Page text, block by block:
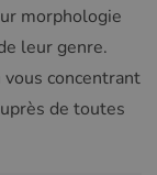
morphologie
leur genre.
concentrant
de toutes